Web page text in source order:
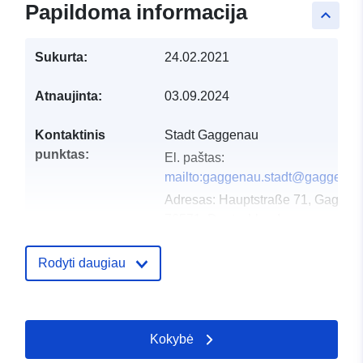
keyboard_arrow_up
Papildoma informacija
Sukurta: 24.02.2021
Atnaujinta: 03.09.2024
Kontaktinis
punktas:
Stadt Gaggenau
El. paštas:
Adresas: Hauptstraße 71,
Katalogo įrašas:
Atnaujinta informacija apie
25 July 2026
Rodyti daugiau
Kokybė